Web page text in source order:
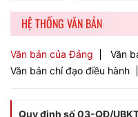
HỆ THỐNG VĂN BẢN
Văn bản của Đảng
Văn
Văn bản chỉ đạo điều hành
Quy định số 03-QĐ/